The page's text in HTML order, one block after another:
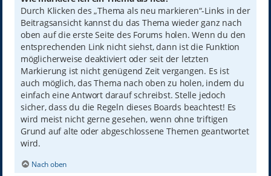
Durch Klicken des „Thema als neu markieren“-Links in der
Beitragsansicht kannst du das Thema wieder ganz nach
oben auf die erste Seite des Forums holen. Wenn du den
entsprechenden Link nicht siehst, dann ist die Funktion
möglicherweise deaktiviert oder seit der letzten
Markierung ist nicht genügend Zeit vergangen. Es ist
auch möglich, das Thema nach oben zu holen, indem du
einfach eine Antwort darauf schreibst. Stelle jedoch
sicher, dass du die Regeln dieses Boards beachtest! Es
wird meist nicht gerne gesehen, wenn ohne triftigen
Grund auf alte oder abgeschlossene Themen geantwortet
wird.
Nach oben